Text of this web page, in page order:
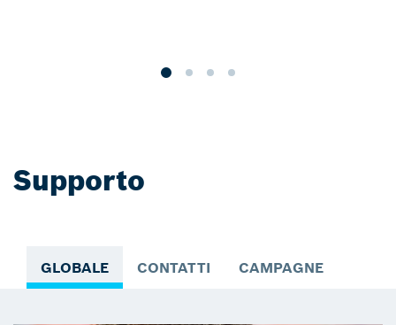
Supporto
GLOBALE CONTATTI CAMPAGNE